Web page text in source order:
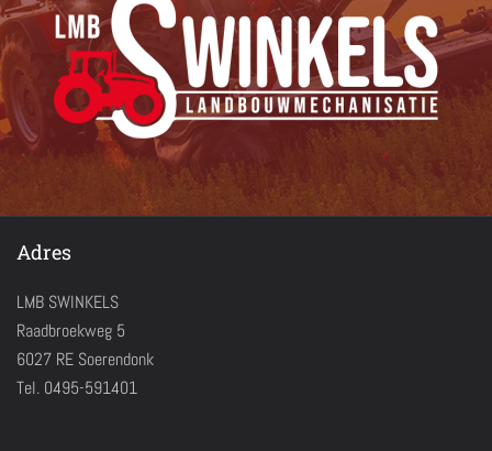
Adres
LMB SWINKELS
Raadbroekweg 5
6027 RE Soerendonk
Tel. 0495-591401